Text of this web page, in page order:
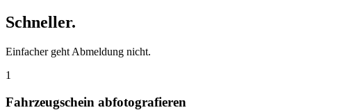
Schneller.
Einfacher geht Abmeldung nicht.
1
Fahrzeugschein abfotografieren